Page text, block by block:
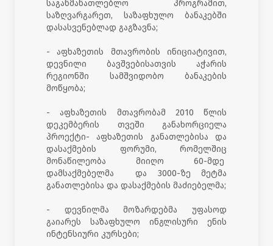
საგანმანათლებლო პროგრამით,
საზღვარგარეთ, საზაფხულო ბანაკებში
დასასვენებლად გაგზავნა;
- აფხაზეთის მთავრობის ინიციატივით,
დევნილი ბავშვებისათვის აჭარის
რეგიონში სამშვიდობო ბანაკების
მოწყობა;
- აფხაზეთის მთავრობამ 2010 წლის
დეკემბერის თვეში განახორციელა
პროექტი- აფხაზეთის განათლებისა და
დასაქმების ფორუმი, რომელშიც
მონაწილეობა მიიღო 60-მდე
დამსაქმებელმა და 3000-ზე მეტმა
განათლებისა და დასაქმების მაძიებელმა;
- დევნილმა მოზარდებმა უფასოდ
გაიარეს საზაფხულო ინგლისური ენის
ინტენსიური კურსები;